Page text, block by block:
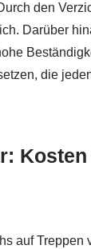
den
Darüber
die
auf